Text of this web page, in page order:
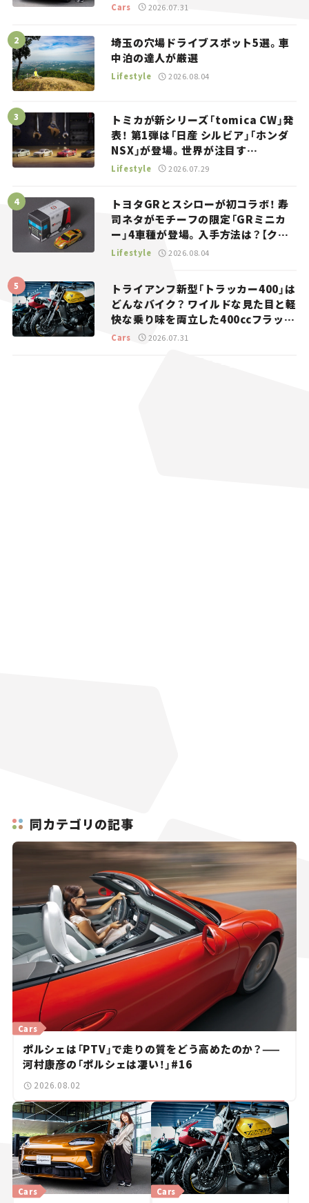
り。
Cars 2026.07.31
埼玉の穴場ドライブスポット5選。車
中泊の達人が厳選
Lifestyle 2026.08.04
トミカが新シリーズ「tomica CW」発
表！ 第1弾は「日産 シルビア」「ホンダ
NSX」が登場。世界が注目す
る“JDM”に焦点【クルマとホビー】
Lifestyle 2026.07.29
トヨタGRとスシローが初コラボ！ 寿
司ネタがモチーフの限定「GRミニカ
ー」4車種が登場。入手方法は？【クル
マとホビー】
Lifestyle 2026.08.04
トライアンフ新型「トラッカー400」は
どんなバイク？ ワイルドな見た目と軽
快な乗り味を両立した400ccフラット
トラッカー【試乗レビュー】
Cars 2026.07.31
同カテゴリの記事
ポルシェは「PTV」で走りの質をどう高めたのか？——
河村康彦の「ポルシェは凄い！」#16
Cars
2026.08.02
Cars Cars